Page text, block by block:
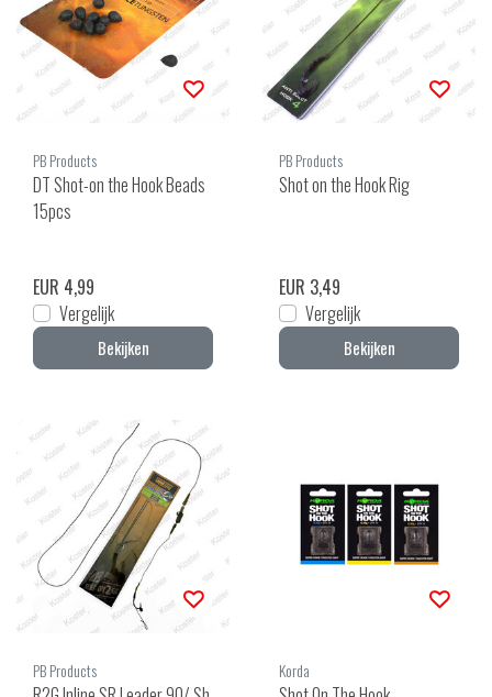
PB Products
DT Shot-on the Hook Beads
15pcs
EUR 4,99
Vergelijk
Bekijken
PB Products
Shot on the Hook Rig
EUR 3,49
Vergelijk
Bekijken
PB Products Korda